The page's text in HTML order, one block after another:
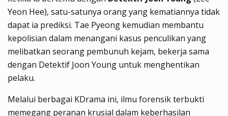
Yeon Hee), satu-satunya orang yang kematiannya tidak
dapat ia prediksi. Tae Pyeong kemudian membantu
kepolisian dalam menangani kasus penculikan yang
melibatkan seorang pembunuh kejam, bekerja sama
dengan Detektif Joon Young untuk menghentikan
pelaku.
Melalui berbagai KDrama ini, ilmu forensik terbukti
memegang peranan krusial dalam keberhasilan